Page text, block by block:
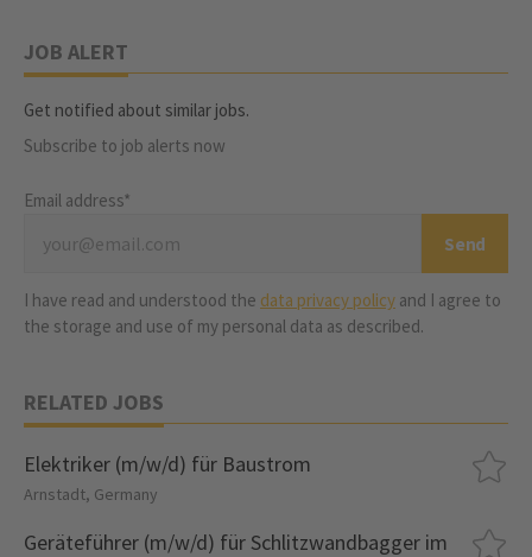
JOB ALERT
Get notified about similar jobs.
Subscribe to job alerts now
Email address*
I have read and understood the data privacy policy and I agree to
the storage and use of my personal data as described.
RELATED JOBS
Elektriker (m/w/d) für Baustrom
Arnstadt, Germany
Geräteführer (m/w/d) für Schlitzwandbagger im